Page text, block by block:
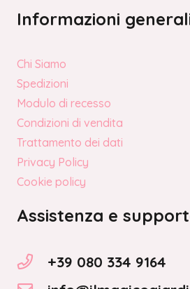
Informazioni
Chi Siamo
Spedizioni
Modulo di recesso
Condizioni di vendita
Trattamento dei dati
Privacy Policy
Cookie policy
Assistenza e
+39 080 334 9164